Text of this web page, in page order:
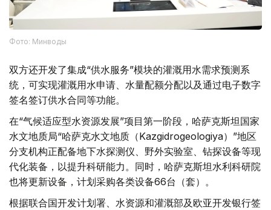
Фото: Минводы
双方还开发了集成“供水服务”模块的灌溉用水需求预测系
统，可实现灌溉用水申请、水量配额分配以及通过电子数字
签名签订供水合同等功能。
在“气候适应型水资源发展”项目第一阶段，哈萨克斯坦国家
水文地质局“哈萨克水文地质（Kazgidrogeologiya）”地区
分支机构正配备地下水探测仪、野外实验室、钻探设备等现
代化装备，以提升科研能力。同时，哈萨克斯坦水利科研院
也将更新设备，计划采购各类设备66台（套）。
根据联合国开发计划署、水资源和灌溉部及欧亚开发银行签